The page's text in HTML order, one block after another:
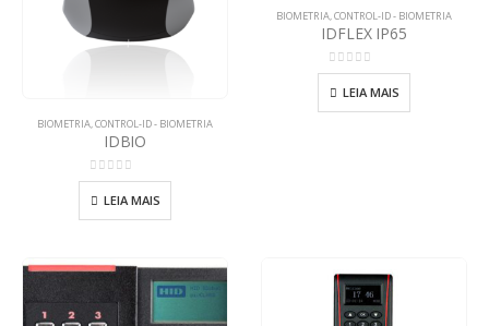
BIOMETRIA,CONTROL-ID - BIOMETRIA
IDBIO
0out of 5
LEIA MAIS
BIOMETRIA,CONTROL-ID - BIOMETRIA
IDFLEX IP65
0out of 5
LEIA MAIS